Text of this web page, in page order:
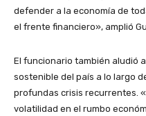
defender a la economía de
el frente financiero», amplió
El funcionario también aludió
sostenible del país a lo largo
profundas crisis recurrentes.
volatilidad en el rumbo